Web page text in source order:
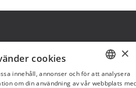
SWEDISH
×
cookies
innehåll, annonser och för att analysera
om din användning av vår webbplats